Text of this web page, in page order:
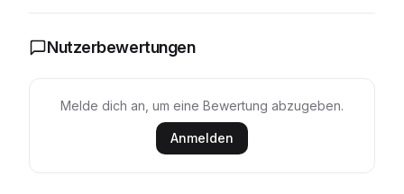
Nutzerbewertungen
Melde dich an, um eine Bewertung abzugeben.
Anmelden